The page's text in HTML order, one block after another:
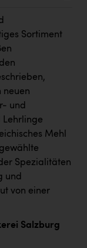
Sortiment
neuen
und
Lehrlinge
Mehl
Spezialitäten
und
von einer
Salzburg